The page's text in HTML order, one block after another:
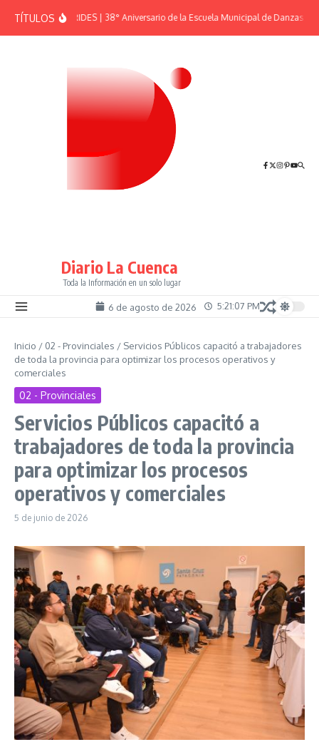
TÍTULOSEFEMÉRIDES | 38° Aniversario de la Escuela Municipal de Danzas “El
Diario La Cuenca
Toda la Información en un solo lugar
6 de agosto de 2026 5:21:07 PM
Inicio / 02 - Provinciales / Servicios Públicos capacitó a trabajadores
de toda la provincia para optimizar los procesos operativos y
comerciales
02 - Provinciales
Servicios Públicos capacitó a
trabajadores de toda la provincia
para optimizar los procesos
operativos y comerciales
5 de junio de 2026